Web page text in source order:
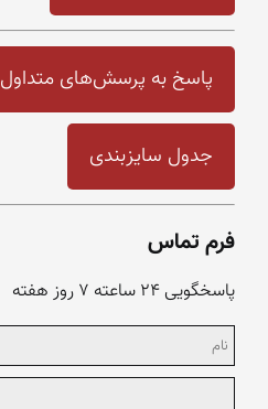
پاسخ به پرسش‌های متداول
جدول سایزبندی
فرم تماس
پاسخگویی ۲۴ ساعته ۷ روز هفته